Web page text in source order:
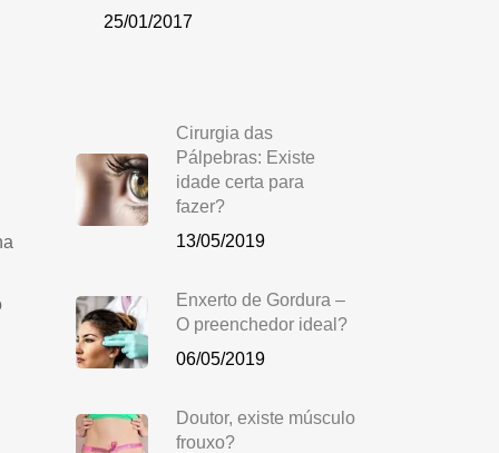
25/01/2017
Cirurgia das
Pálpebras: Existe
idade certa para
fazer?
13/05/2019
Enxerto de Gordura –
O preenchedor ideal?
06/05/2019
Doutor, existe músculo
frouxo?